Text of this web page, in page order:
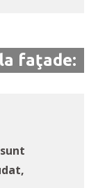
faţade: